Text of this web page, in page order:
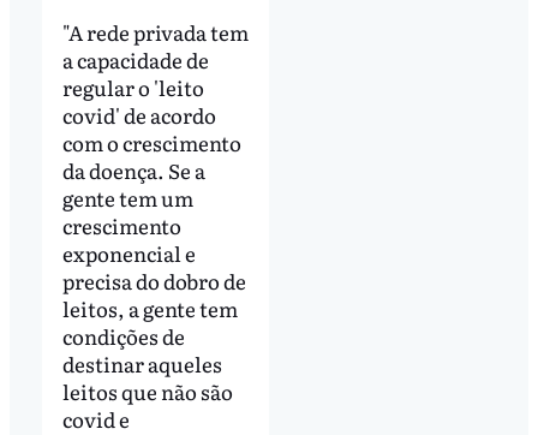
"A rede privada tem
a capacidade de
regular o 'leito
covid' de acordo
com o crescimento
da doença. Se a
gente tem um
crescimento
exponencial e
precisa do dobro de
leitos, a gente tem
condições de
destinar aqueles
leitos que não são
covid e